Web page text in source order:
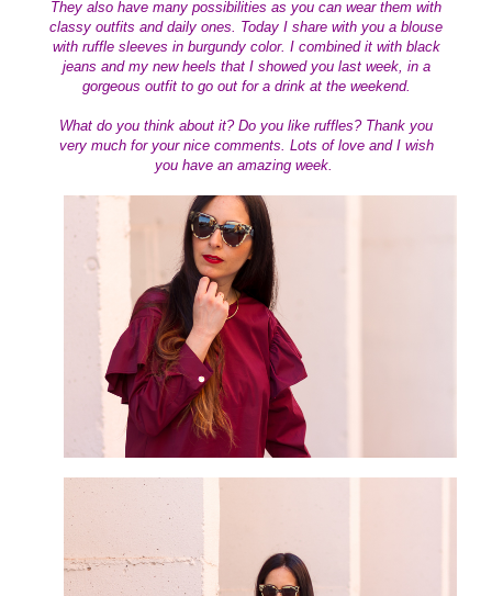
They also have many possibilities as you can wear them with
classy outfits and daily ones. Today I share with you a blouse
with ruffle sleeves in burgundy color. I combined it with black
jeans and my new heels that I showed you last week, in a
gorgeous outfit to go out for a drink at the weekend.
What do you think about it? Do you like ruffles? Thank you
very much for your nice comments. Lots of love and I wish
you have an amazing week.